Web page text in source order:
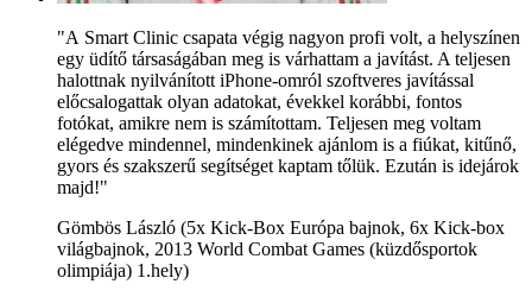
"A Smart Clinic csapata végig nagyon profi volt, a helyszínen
egy üdítő társaságában meg is várhattam a javítást. A teljesen
halottnak nyilvánított iPhone-omról szoftveres javítással
előcsalogattak olyan adatokat, évekkel korábbi, fontos
fotókat, amikre nem is számítottam. Teljesen meg voltam
elégedve mindennel, mindenkinek ajánlom is a fiúkat, kitűnő,
gyors és szakszerű segítséget kaptam tőlük. Ezután is idejárok
majd!"
Gömbös László (5x Kick-Box Európa bajnok, 6x Kick-box
világbajnok, 2013 World Combat Games (küzdősportok
olimpiája) 1.hely)